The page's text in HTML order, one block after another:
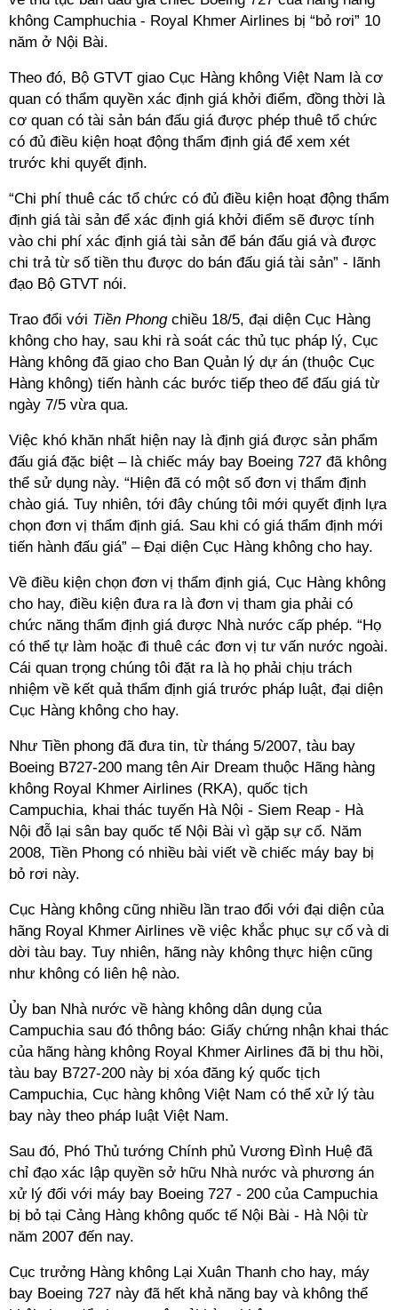
không Camphuchia - Royal Khmer Airlines bị “bỏ rơi” 10
năm ở Nội Bài.
Theo đó, Bộ GTVT giao Cục Hàng không Việt Nam là cơ
quan có thẩm quyền xác định giá khởi điểm, đồng thời là
cơ quan có tài sản bán đấu giá được phép thuê tổ chức
có đủ điều kiện hoạt động thẩm định giá để xem xét
trước khi quyết định.
“Chi phí thuê các tổ chức có đủ điều kiện hoạt động thẩm
định giá tài sản để xác định giá khởi điểm sẽ được tính
vào chi phí xác định giá tài sản để bán đấu giá và được
chi trả từ số tiền thu được do bán đấu giá tài sản” - lãnh
đạo Bộ GTVT nói.
Trao đổi với Tiền Phongchiều 18/5, đại diện Cục Hàng
không cho hay, sau khi rà soát các thủ tục pháp lý, Cục
Hàng không đã giao cho Ban Quản lý dự án (thuộc Cục
Hàng không) tiến hành các bước tiếp theo để đấu giá từ
ngày 7/5 vừa qua.
Việc khó khăn nhất hiện nay là định giá được sản phẩm
đấu giá đặc biệt – là chiếc máy bay Boeing 727 đã không
thể sử dụng này. “Hiện đã có một số đơn vị thẩm định
chào giá. Tuy nhiên, tới đây chúng tôi mới quyết định lựa
chọn đơn vị thẩm định giá. Sau khi có giá thẩm định mới
tiến hành đấu giá” – Đại diện Cục Hàng không cho hay.
Về điều kiện chọn đơn vị thẩm định giá, Cục Hàng không
cho hay, điều kiện đưa ra là đơn vị tham gia phải có
chức năng thẩm định giá được Nhà nước cấp phép. “Họ
có thể tự làm hoặc đi thuê các đơn vị tư vấn nước ngoài.
Cái quan trọng chúng tôi đặt ra là họ phải chịu trách
nhiệm về kết quả thẩm định giá trước pháp luật, đại diện
Cục Hàng không cho hay.
Như Tiền phong đã đưa tin, từ tháng 5/2007, tàu bay
Boeing B727-200 mang tên Air Dream thuộc Hãng hàng
không Royal Khmer Airlines (RKA), quốc tịch
Campuchia, khai thác tuyến Hà Nội - Siem Reap - Hà
Nội đỗ lại sân bay quốc tế Nội Bài vì gặp sự cố. Năm
2008, Tiền Phong có nhiều bài viết về chiếc máy bay bị
bỏ rơi này.
Cục Hàng không cũng nhiều lần trao đổi với đại diện của
hãng Royal Khmer Airlines về việc khắc phục sự cố và di
dời tàu bay. Tuy nhiên, hãng này không thực hiện cũng
như không có liên hệ nào.
Ủy ban Nhà nước về hàng không dân dụng của
Campuchia sau đó thông báo: Giấy chứng nhận khai thác
của hãng hàng không Royal Khmer Airlines đã bị thu hồi,
tàu bay B727-200 này bị xóa đăng ký quốc tịch
Campuchia, Cục hàng không Việt Nam có thể xử lý tàu
bay này theo pháp luật Việt Nam.
Sau đó, Phó Thủ tướng Chính phủ Vương Đình Huệ đã
chỉ đạo xác lập quyền sở hữu Nhà nước và phương án
xử lý đối với máy bay Boeing 727 - 200 của Campuchia
bị bỏ tại Cảng Hàng không quốc tế Nội Bài - Hà Nội từ
năm 2007 đến nay.
Cục trưởng Hàng không Lại Xuân Thanh cho hay, máy
bay Boeing 727 này đã hết khả năng bay và không thể